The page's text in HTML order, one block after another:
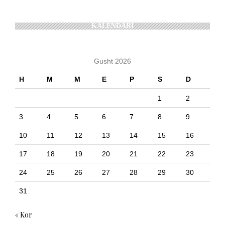
KALENDARI
Gusht 2026
H M M E P S D
1 2
3 4 5 6 7 8 9
10 11 12 13 14 15 16
17 18 19 20 21 22 23
24 25 26 27 28 29 30
31
« Kor